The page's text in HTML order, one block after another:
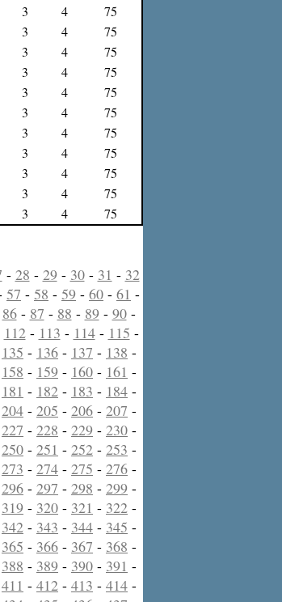
3 4
75
3 4
75
3 4
75
3 4
75
3 4
75
3 4
75
3 4
75
3 4
75
3 4
75
3 4
75
3 4 75
- 28 - 29- 30- 31 - 32
57 - 58 - 59 - 60 - 61 -
86- 87 - 88 - 89- 90-
112 - 113 - 114- 115 -
135 - 136 - 137 - 138 -
158 - 159 - 160 - 161 -
181 - 182 - 183 - 184 -
204 - 205 - 206 - 207 -
227 - 228 - 229 - 230 -
250 - 251 - 252 - 253 -
273 - 274 - 275 - 276 -
296 - 297 - 298 - 299 -
319 - 320 - 321 - 322 -
342 - 343 - 344 - 345 -
365 - 366 - 367 - 368 -
388 - 389 - 390 - 391 -
411 - 412 - 413 - 414 -